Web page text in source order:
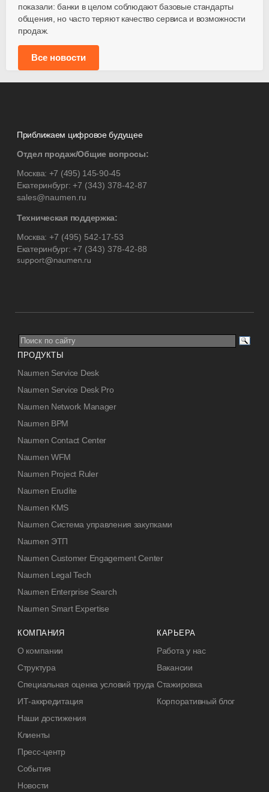
показали: банки в целом соблюдают базовые стандарты
общения, но часто теряют качество сервиса и возможности
продаж.
Все новости
Приближаем цифровое будущее
Отдел продаж/Общие вопросы:
Москва: +7 (495) 145-90-45
Екатеринбург:+7 (343) 378-42-87
sales@naumen.ru
Техническая поддержка:
Москва: +7 (495) 542-17-53
Екатеринбург:+7 (343) 378-42-88
ПРОДУКТЫ
Naumen Service Desk
Naumen Service Desk Pro
Naumen Network Manager
Naumen BPM
Naumen Contact Center
Naumen WFM
Naumen Project Ruler
Naumen Erudite
Naumen KMS
Naumen Система управления закупками
Naumen ЭТП
Naumen Customer Engagement Center
Naumen Legal Tech
Naumen Enterprise Search
Naumen Smart Expertise
КОМПАНИЯ
О компании
Структура
Специальная оценка условий труда
ИТ-аккредитация
Наши достижения
Клиенты
Пресс-центр
События
Новости
КАРЬЕРА
Работа у нас
Вакансии
Стажировка
Корпоративный блог